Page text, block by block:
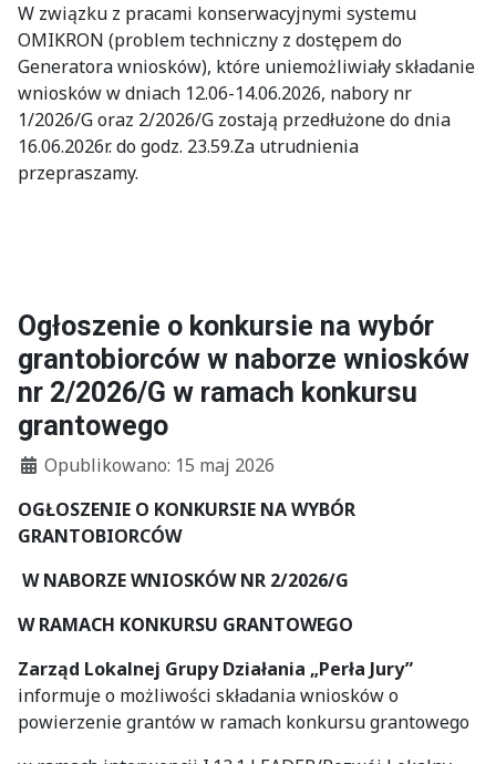
W związku z pracami konserwacyjnymi systemu
OMIKRON (problem techniczny z dostępem do
Generatora wniosków), które uniemożliwiały składanie
wniosków w dniach 12.06-14.06.2026, nabory nr
1/2026/G oraz 2/2026/G zostają przedłużone do dnia
16.06.2026r. do godz. 23.59.Za utrudnienia
przepraszamy.
Ogłoszenie o konkursie na wybór
grantobiorców w naborze wniosków
nr 2/2026/G w ramach konkursu
grantowego
Szczegóły
Opublikowano: 15 maj 2026
OGŁOSZENIE O KONKURSIE NA WYBÓR
GRANTOBIORCÓW
W NABORZE WNIOSKÓW NR 2/2026/G
W RAMACH KONKURSU GRANTOWEGO
Zarząd Lokalnej Grupy Działania „Perła Jury”
informuje o możliwości składania wniosków o
powierzenie grantów w ramach konkursu grantowego